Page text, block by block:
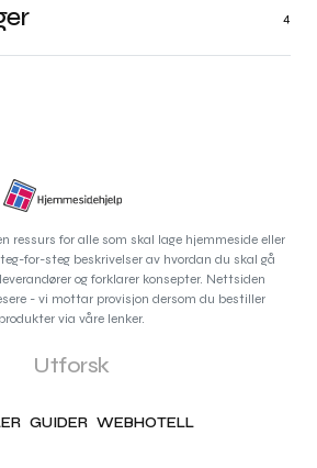
4
ressurs for alle som skal lage hjemmeside eller
for-steg beskrivelser av hvordan du skal gå
og forklarer konsepter. Nettsiden
- vi mottar provisjon dersom du bestiller
produkter via våre lenker.
Utforsk
GUIDER WEBHOTELL